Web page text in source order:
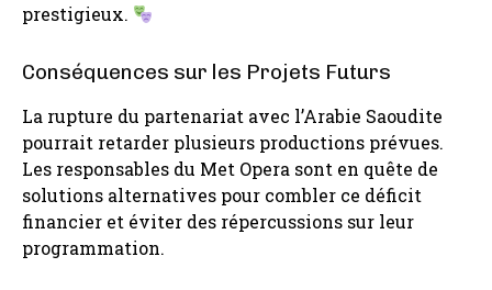
prestigieux.
Conséquences sur les Projets Futurs
La rupture du partenariat avec l’Arabie Saoudite
pourrait retarder plusieurs productions prévues.
Les responsables du Met Opera sont en quête de
solutions alternatives pour combler ce déficit
financier et éviter des répercussions sur leur
programmation.